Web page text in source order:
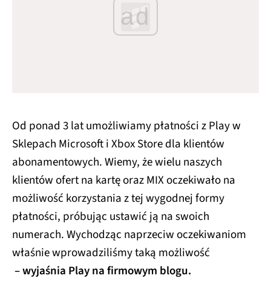
ad
Od ponad 3 lat umożliwiamy płatności z Play w
Sklepach Microsoft i Xbox Store dla klientów
abonamentowych. Wiemy, że wielu naszych
klientów ofert na kartę oraz MIX oczekiwało na
możliwość korzystania z tej wygodnej formy
płatności, próbując ustawić ją na swoich
numerach. Wychodząc naprzeciw oczekiwaniom
właśnie wprowadziliśmy taką możliwość
– wyjaśnia Play na firmowym blogu.